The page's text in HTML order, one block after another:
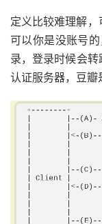
定义比较难理解，
可以你是没账号
录，登录时候会
认证服务器，豆